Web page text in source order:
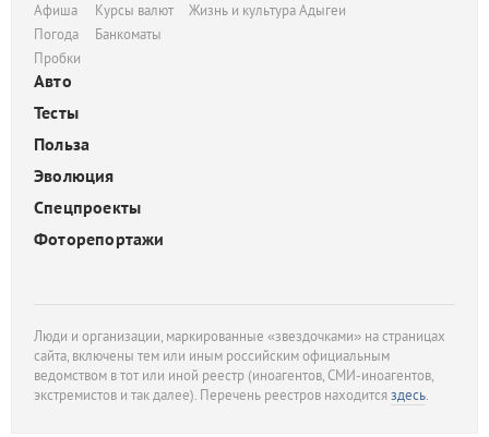
Афиша
Погода
Пробки
Курсы валют
Банкоматы
Жизнь и культура Адыгеи
Авто
Тесты
Польза
Эволюция
Спецпроекты
Фоторепортажи
Люди и организации, маркированные «звездочками» на страницах
сайта, включены тем или иным российским официальным
ведомством в тот или иной реестр (иноагентов, СМИ-иноагентов,
экстремистов и так далее). Перечень реестров находитсяздесь.